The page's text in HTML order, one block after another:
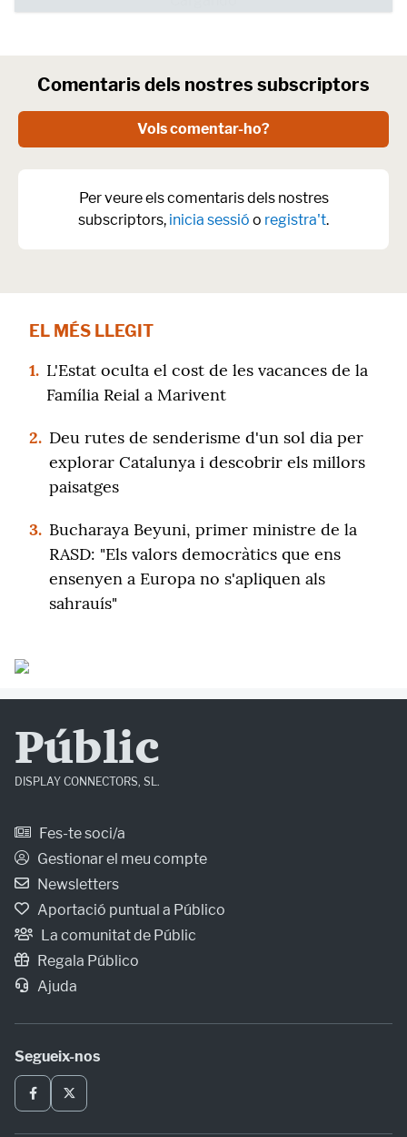
Comentaris dels nostres subscriptors
Vols comentar-ho?
Per veure els comentaris dels nostres
subscriptors, inicia sessió o registra't.
EL MÉS LLEGIT
1. L'Estat oculta el cost de les vacances de la
Família Reial a Marivent
2. Deu rutes de senderisme d'un sol dia per
explorar Catalunya i descobrir els millors
paisatges
3. Bucharaya Beyuni, primer ministre de la
RASD: "Els valors democràtics que ens
ensenyen a Europa no s'apliquen als
sahrauís"
Públic
DISPLAY CONNECTORS, SL.
Fes-te soci/a
Gestionar el meu compte
Newsletters
Aportació puntual a Público
La comunitat de Públic
Regala Público
Ajuda
Segueix-nos